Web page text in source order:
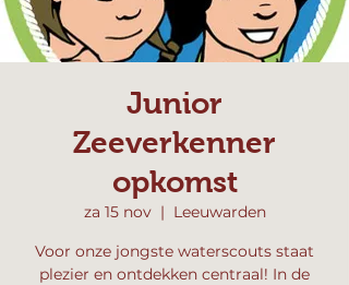
Junior
Zeeverkenner
opkomst
za 15 nov
  |
Leeuwarden
Voor onze jongste waterscouts staat
plezier en ontdekken centraal! In de